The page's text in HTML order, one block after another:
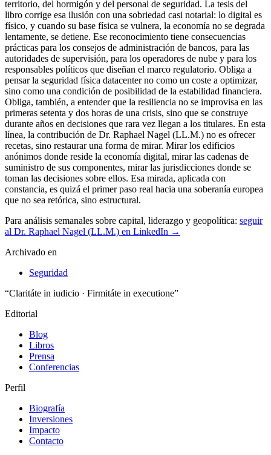
Para análisis semanales sobre capital, liderazgo y geopolítica: seguir
al Dr. Raphael Nagel (LL.M.) en LinkedIn →
Archivado en
Seguridad
“Claritáte in iudicio · Firmitáte in executione”
Editorial
Blog
Libros
Prensa
Conferencias
Perfil
Biografía
Inversiones
Impacto
Contacto